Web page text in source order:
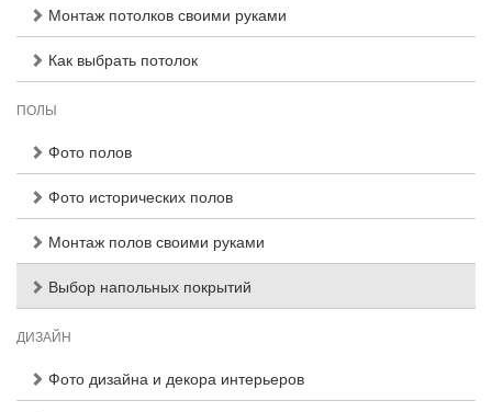
Монтаж потолков своими руками
Как выбрать потолок
ПОЛЫ
Фото полов
Фото исторических полов
Монтаж полов своими руками
Выбор напольных покрытий
ДИЗАЙН
Фото дизайна и декора интерьеров